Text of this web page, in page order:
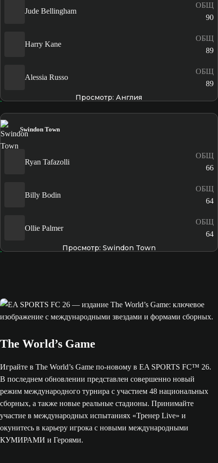
Jude Bellingham
ОБЩ
90
Harry Kane
ОБЩ
89
Alessia Russo
ОБЩ
89
Просмотр: Англия
Swindon Town
Ryan Tafazolli
ОБЩ
66
Billy Bodin
ОБЩ
64
Ollie Palmer
ОБЩ
64
Просмотр: Swindon Town
The World’s Game
Играйте в The World’s Game по-новому в EA SPORTS FC™ 26.
В последнем обновлении представлен совершенно новый
режим международного турнира с участием 48 национальных
сборных, а также новые реальные стадионы. Принимайте
участие в международных испытаниях «Тренер Live» и
окунитесь в карьеру игрока с новыми международными
КУМИРАМИ и Героями.